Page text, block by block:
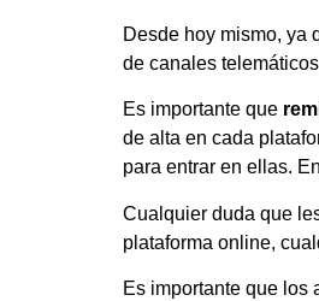
Desde hoy mismo, ya
de canales
Es importante que
de alta en cada
para entrar en ellas.
Cualquier duda que
plataforma online,
Es importante que los